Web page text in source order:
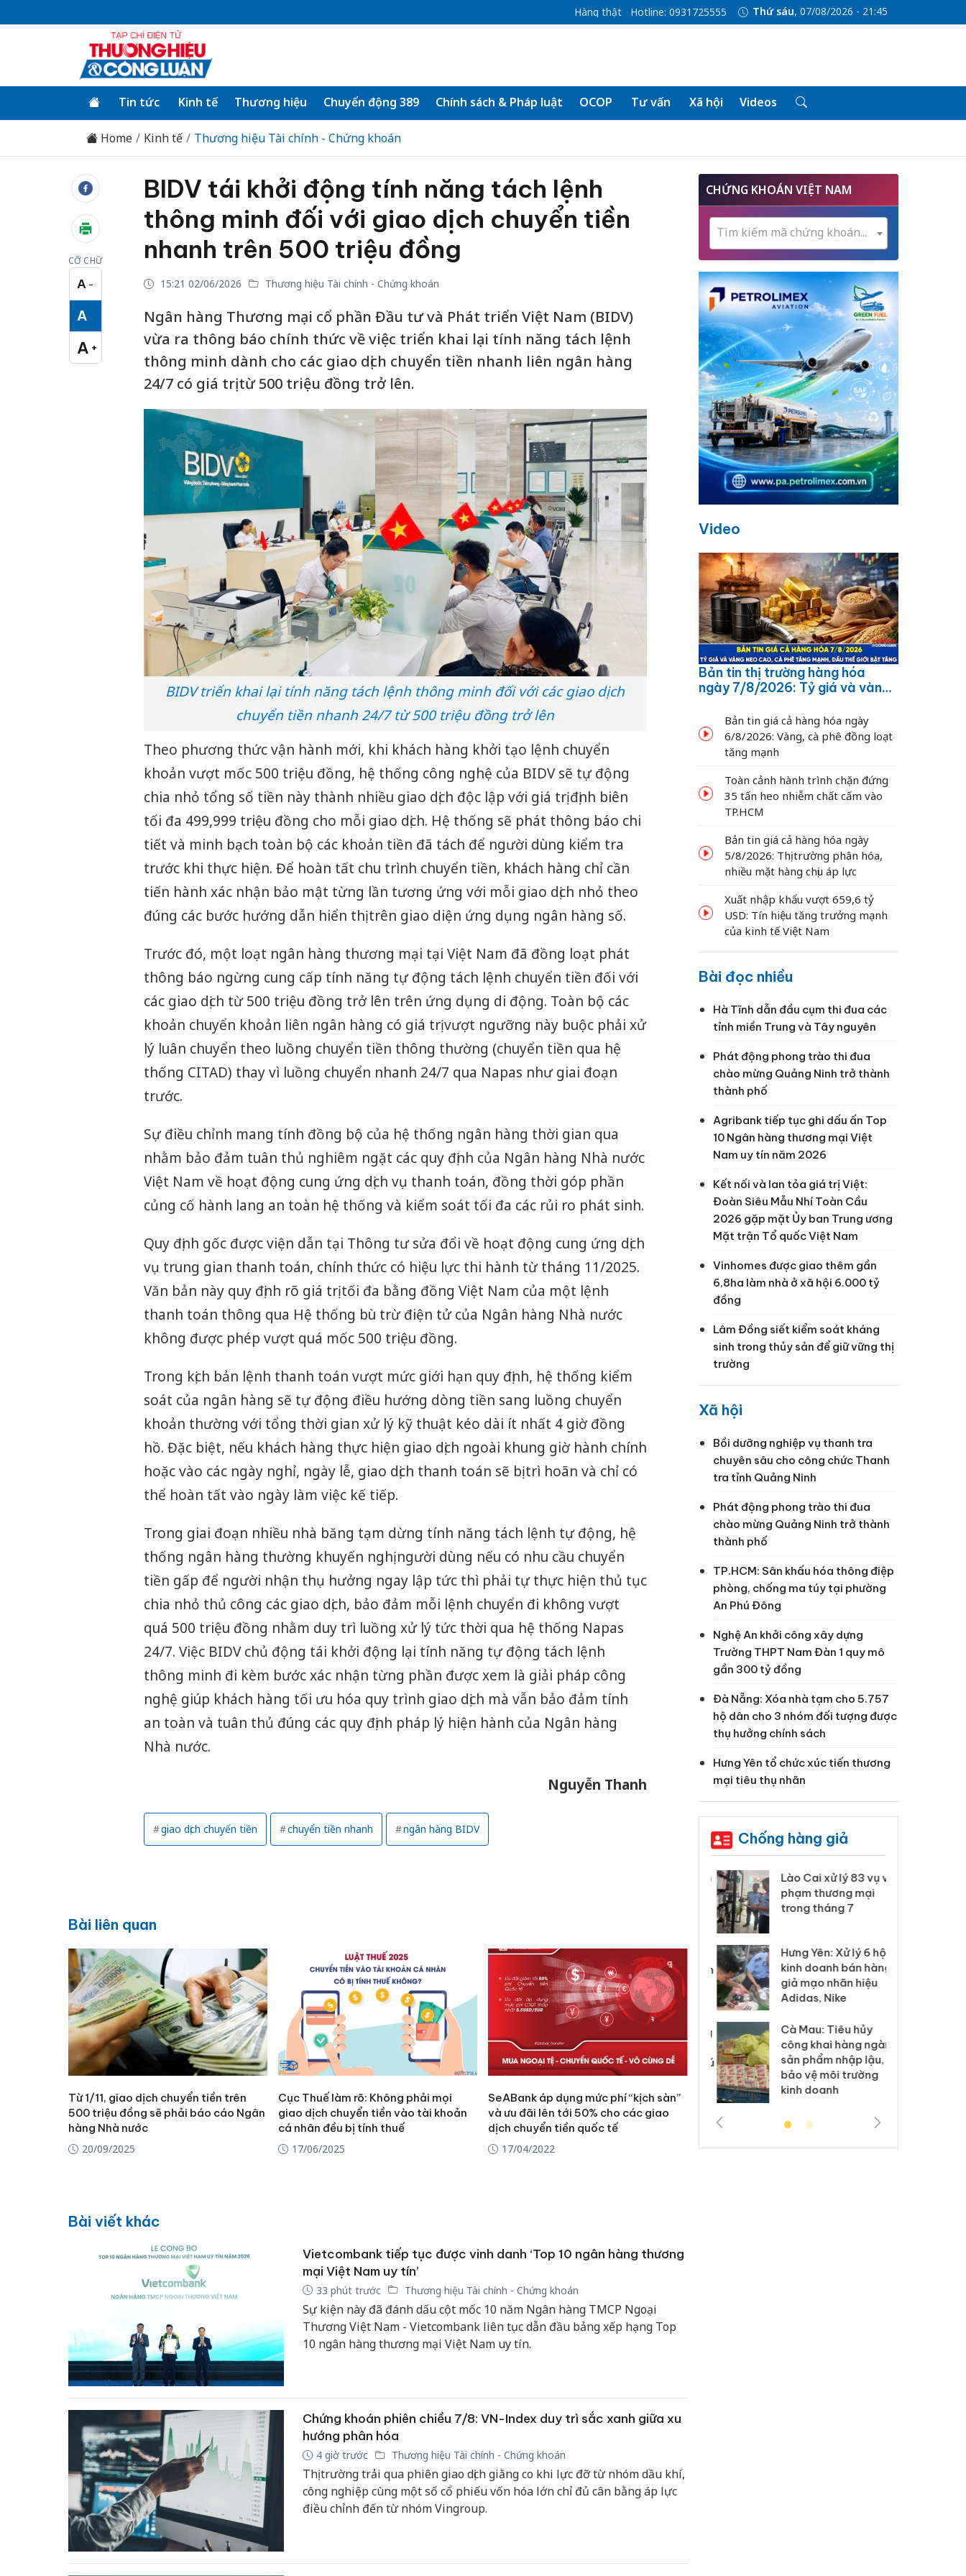
Hàng thật Hotline: 0931725555 Thứ sáu, 07/08/2026 - 21:45
Tin tức Kinh tế Thương hiệu Chuyển động 389 Chính sách & Pháp luật OCOP Tư vấn Xã hội Videos
Home Kinh tế Thương hiệu Tài chính - Chứng khoán
CỠ CHỮ
A −
Cỡ chữ nhỏ
A
Cỡ chữ vừa
A +
Cỡ chữ lớn
BIDV tái khởi động tính năng tách lệnh
thông minh đối với giao dịch chuyển tiền
nhanh trên 500 triệu đồng
15:21 02/06/2026 Thương hiệu Tài chính - Chứng khoán
Ngân hàng Thương mại cổ phần Đầu tư và Phát triển Việt Nam (BIDV)
vừa ra thông báo chính thức về việc triển khai lại tính năng tách lệnh
thông minh dành cho các giao dịch chuyển tiền nhanh liên ngân hàng
24/7 có giá trị từ 500 triệu đồng trở lên.
BIDV triển khai lại tính năng tách lệnh thông minh đối với các giao dịch
chuyển tiền nhanh 24/7 từ 500 triệu đồng trở lên
Theo phương thức vận hành mới, khi khách hàng khởi tạo lệnh chuyển
khoản vượt mốc 500 triệu đồng, hệ thống công nghệ của BIDV sẽ tự động
chia nhỏ tổng số tiền này thành nhiều giao dịch độc lập với giá trị định biên
tối đa 499,999 triệu đồng cho mỗi giao dịch. Hệ thống sẽ phát thông báo chi
tiết và minh bạch toàn bộ các khoản tiền đã tách để người dùng kiểm tra
trước khi thực hiện. Để hoàn tất chu trình chuyển tiền, khách hàng chỉ cần
tiến hành xác nhận bảo mật từng lần tương ứng với mỗi giao dịch nhỏ theo
đúng các bước hướng dẫn hiển thị trên giao diện ứng dụng ngân hàng số.
Trước đó, một loạt ngân hàng thương mại tại Việt Nam đã đồng loạt phát
thông báo ngừng cung cấp tính năng tự động tách lệnh chuyển tiền đối với
các giao dịch từ 500 triệu đồng trở lên trên ứng dụng di động. Toàn bộ các
khoản chuyển khoản liên ngân hàng có giá trị vượt ngưỡng này buộc phải xử
lý luân chuyển theo luồng chuyển tiền thông thường (chuyển tiền qua hệ
thống CITAD) thay vì luồng chuyển nhanh 24/7 qua Napas như giai đoạn
trước.
Sự điều chỉnh mang tính đồng bộ của hệ thống ngân hàng thời gian qua
nhằm bảo đảm tuân thủ nghiêm ngặt các quy định của Ngân hàng Nhà nước
Việt Nam về hoạt động cung ứng dịch vụ thanh toán, đồng thời góp phần
củng cố hành lang an toàn hệ thống và kiểm soát tối đa các rủi ro phát sinh.
Quy định gốc được viện dẫn tại Thông tư sửa đổi về hoạt động cung ứng dịch
vụ trung gian thanh toán, chính thức có hiệu lực thi hành từ tháng 11/2025.
Văn bản này quy định rõ giá trị tối đa bằng đồng Việt Nam của một lệnh
thanh toán thông qua Hệ thống bù trừ điện tử của Ngân hàng Nhà nước
không được phép vượt quá mốc 500 triệu đồng.
Trong kịch bản lệnh thanh toán vượt mức giới hạn quy định, hệ thống kiểm
soát của ngân hàng sẽ tự động điều hướng dòng tiền sang luồng chuyển
khoản thường với tổng thời gian xử lý kỹ thuật kéo dài ít nhất 4 giờ đồng
hồ. Đặc biệt, nếu khách hàng thực hiện giao dịch ngoài khung giờ hành chính
hoặc vào các ngày nghỉ, ngày lễ, giao dịch thanh toán sẽ bị trì hoãn và chỉ có
thể hoàn tất vào ngày làm việc kế tiếp.
Trong giai đoạn nhiều nhà băng tạm dừng tính năng tách lệnh tự động, hệ
thống ngân hàng thường khuyến nghị người dùng nếu có nhu cầu chuyển
tiền gấp để người nhận thụ hưởng ngay lập tức thì phải tự thực hiện thủ tục
chia nhỏ thủ công các giao dịch, bảo đảm mỗi lệnh chuyển đi không vượt
quá 500 triệu đồng nhằm duy trì luồng xử lý tức thời qua hệ thống Napas
24/7. Việc BIDV chủ động tái khởi động lại tính năng tự động tách lệnh
thông minh đi kèm bước xác nhận từng phần được xem là giải pháp công
nghệ giúp khách hàng tối ưu hóa quy trình giao dịch mà vẫn bảo đảm tính
an toàn và tuân thủ đúng các quy định pháp lý hiện hành của Ngân hàng
Nhà nước.
Nguyễn Thanh
giao dịch chuyển tiền chuyển tiền nhanh ngân hàng BIDV
Bài liên quan
Từ 1/11, giao dịch chuyển tiền trên
500 triệu đồng sẽ phải báo cáo Ngân
hàng Nhà nước
20/09/2025
Cục Thuế làm rõ: Không phải mọi
giao dịch chuyển tiền vào tài khoản
cá nhân đều bị tính thuế
17/06/2025
SeABank áp dụng mức phí “kịch sàn”
và ưu đãi lên tới 50% cho các giao
dịch chuyển tiền quốc tế
17/04/2022
Bài viết khác
Vietcombank tiếp tục được vinh danh ‘Top 10 ngân hàng thương
mại Việt Nam uy tín’
33 phút trước Thương hiệu Tài chính - Chứng khoán
Sự kiện này đã đánh dấu cột mốc 10 năm Ngân hàng TMCP Ngoại
Thương Việt Nam - Vietcombank liên tục dẫn đầu bảng xếp hạng Top
10 ngân hàng thương mại Việt Nam uy tín.
Chứng khoán phiên chiều 7/8: VN-Index duy trì sắc xanh giữa xu
hướng phân hóa
4 giờ trước Thương hiệu Tài chính - Chứng khoán
Thị trường trải qua phiên giao dịch giằng co khi lực đỡ từ nhóm dầu khí,
công nghiệp cùng một số cổ phiếu vốn hóa lớn chỉ đủ cân bằng áp lực
điều chỉnh đến từ nhóm Vingroup.
CHỨNG KHOÁN VIỆT NAM
Tìm kiếm mã chứng khoán...
Video
Bản tin thị trường hàng hóa
ngày 7/8/2026: Tỷ giá và vàng
dầu thế giới bật tăng
Bản tin giá cả hàng hóa ngày
6/8/2026: Vàng, cà phê đồng loạt
tăng mạnh
Toàn cảnh hành trình chặn đứng
35 tấn heo nhiễm chất cấm vào
TP.HCM
Bản tin giá cả hàng hóa ngày
5/8/2026: Thị trường phân hóa,
nhiều mặt hàng chịu áp lực
Xuất nhập khẩu vượt 659,6 tỷ
USD: Tín hiệu tăng trưởng mạnh
của kinh tế Việt Nam
Bài đọc nhiều
Hà Tĩnh dẫn đầu cụm thi đua các
tỉnh miền Trung và Tây nguyên
Phát động phong trào thi đua
chào mừng Quảng Ninh trở thành
thành phố
Agribank tiếp tục ghi dấu ấn Top
10 Ngân hàng thương mại Việt
Nam uy tín năm 2026
Kết nối và lan tỏa giá trị Việt:
Đoàn Siêu Mẫu Nhí Toàn Cầu
2026 gặp mặt Ủy ban Trung ương
Mặt trận Tổ quốc Việt Nam
Vinhomes được giao thêm gần
6,8ha làm nhà ở xã hội 6.000 tỷ
đồng
Lâm Đồng siết kiểm soát kháng
sinh trong thủy sản để giữ vững thị
trường
Xã hội
Bồi dưỡng nghiệp vụ thanh tra
chuyên sâu cho công chức Thanh
tra tỉnh Quảng Ninh
Phát động phong trào thi đua
chào mừng Quảng Ninh trở thành
thành phố
TP.HCM: Sân khấu hóa thông điệp
phòng, chống ma túy tại phường
An Phú Đông
Nghệ An khởi công xây dựng
Trường THPT Nam Đàn 1 quy mô
gần 300 tỷ đồng
Đà Nẵng: Xóa nhà tạm cho 5.757
hộ dân cho 3 nhóm đối tượng được
thụ hưởng chính sách
Hưng Yên tổ chức xúc tiến thương
mại tiêu thụ nhãn
Chống hàng giả
Thanh Hóa: Tìm bị
hại trong vụ án buôn
bán bình sữa
Moyuum giả
chủ mưu đường dây
bán hàng giả tại Phú
Quốc ra đầu thú
Lào Cai xử lý 83 vụ vi
phạm thương mại
trong tháng 7
Hưng Yên: Xử lý 6 hộ
kinh doanh bán hàng
giả mạo nhãn hiệu
Adidas, Nike
Cà Mau: Tiêu hủy
công khai hàng ngàn
sản phẩm nhập lậu,
bảo vệ môi trường
kinh doanh